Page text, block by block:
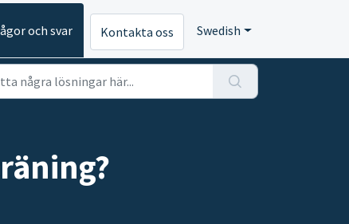
och svar Kontakta oss Swedish